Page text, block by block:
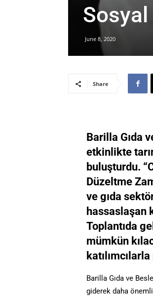
Sosyal
June 8, 2020
Share
Barilla Gıda
etkinlikte
buluşturdu.
Düzeltme
ve gıda
hassaslaşan
Toplantıda
mümkün
Barilla Gıda ve
giderek daha